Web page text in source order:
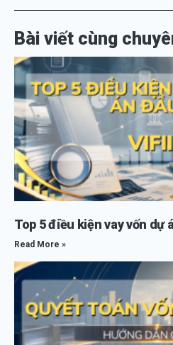
Bài viết cùng
Top 5 điều kiện vay vốn dự
Read More »